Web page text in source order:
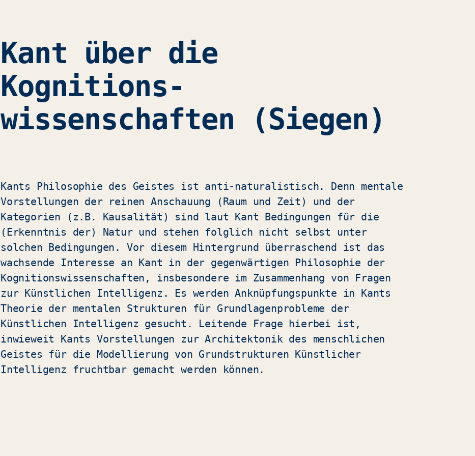
Kant über die
Kognitions-
wissenschaften (Siegen)
Kants Philosophie des Geistes ist anti-naturalistisch. Denn mentale
Vorstellungen der reinen Anschauung (Raum und Zeit) und der
Kategorien (z.B. Kausalität) sind laut Kant Bedingungen für die
(Erkenntnis der) Natur und stehen folglich nicht selbst unter
solchen Bedingungen. Vor diesem Hintergrund überraschend ist das
wachsende Interesse an Kant in der gegenwärtigen Philosophie der
Kognitionswissenschaften, insbesondere im Zusammenhang von Fragen
zur Künstlichen Intelligenz. Es werden Anknüpfungspunkte in Kants
Theorie der mentalen Strukturen für Grundlagenprobleme der
Künstlichen Intelligenz gesucht. Leitende Frage hierbei ist,
inwieweit Kants Vorstellungen zur Architektonik des menschlichen
Geistes für die Modellierung von Grundstrukturen Künstlicher
Intelligenz fruchtbar gemacht werden können.